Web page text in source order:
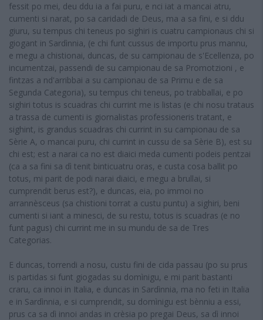
fessit po mei, deu ddu ia a fai puru, e nci iat a mancai atru,
cumenti si narat, po sa caridadi de Deus, ma a sa fini, e si ddu
giuru, su tempus chi teneus po sighiri is cuatru campionaus chi si
giogant in Sardìnnia, (e chi funt cussus de importu prus mannu,
e megu a chistionai, duncas, de su campionau de s'Ecellenza, po
incumentzai, passendi de su campionau de sa Promotzioni , e
fintzas a nd'arribbai a su campionau de sa Primu e de sa
Segunda Categoria), su tempus chi teneus, po trabballai, e po
sighiri totus is scuadras chi currint me is listas (e chi nosu trataus
a trassa de cumenti is giornalistas professioneris tratant, e
sighint, is grandus scuadras chi currint in su campionau de sa
Sèrie A, o mancai puru, chi currint in cussu de sa Sèrie B), est su
chi est; est a narai ca no est diaici meda cumenti podeis pentzai
(ca a sa fini sa dì tenit binticuatru oras, e custa cosa ballit po
totus, mi parit de podi narai diaici, e megu a brullai, si
cumprendit berus est?), e duncas, eia, po immoi no
arrannèsceus (sa chistioni torrat a custu puntu) a sighiri, beni
cumenti si iant a minesci, de su restu, totus is scuadras (e no
funt pagus) chi currint me in su mundu de sa de Tres
Categorias.
E duncas, torrendi a nosu, custu fini de cida passau (po su prus
is partidas si funt giogadas su domìnigu, e mi parit bastanti
craru, ca innoi in Italia, e duncas in Sardìnnia, ma no feti in Italia
e in Sardìnnia, e si cumprendit, su domìnigu est bènniu a essi,
prus ca sa dì innoi andas in crèsia po pregai Deus, sa dì innoi